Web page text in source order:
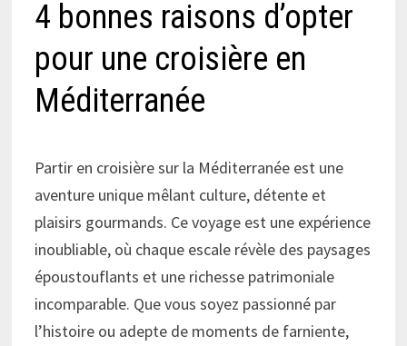
4 bonnes raisons d’opter
pour une croisière en
Méditerranée
Partir en croisière sur la Méditerranée est une
aventure unique mêlant culture, détente et
plaisirs gourmands. Ce voyage est une expérience
inoubliable, où chaque escale révèle des paysages
époustouflants et une richesse patrimoniale
incomparable. Que vous soyez passionné par
l’histoire ou adepte de moments de farniente,